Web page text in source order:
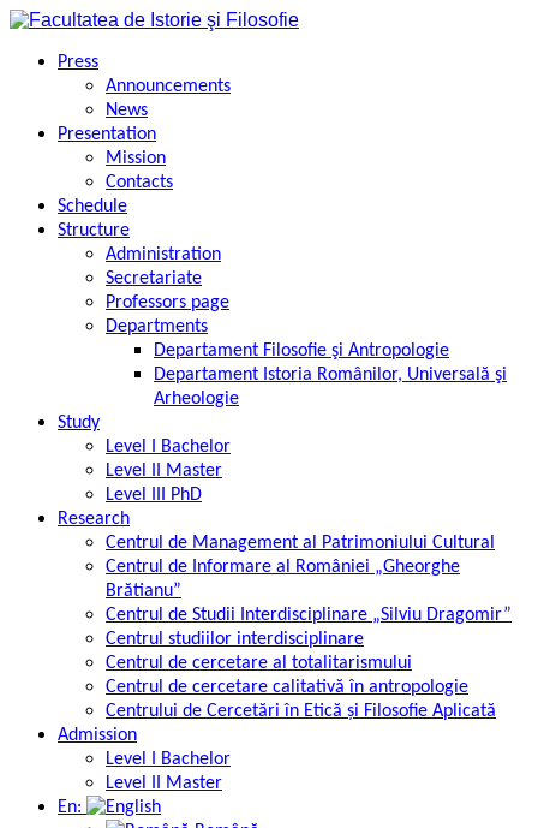
Skip
contentPress
Announcements
News
Presentation
Mission
Contacts
Schedule
Structure
Administration
Secretariate
Professors page
Departments
Departament Filosofie şi Antropologie
Departament Istoria Românilor, Universală şi
Arheologie
Study
Level I Bachelor
Level II Master
Level III PhD
Research
Centrul de Management al Patrimoniului Cultural
Centrul de Informare al României „Gheorghe
Brătianu”
Centrul de Studii Interdisciplinare „Silviu Dragomir”
Centrul studiilor interdisciplinare
Centrul de cercetare al totalitarismului
Centrul de cercetare calitativă în antropologie
Centrului de Cercetări în Etică și Filosofie Aplicată
Admission
Level I Bachelor
Level II Master
En: